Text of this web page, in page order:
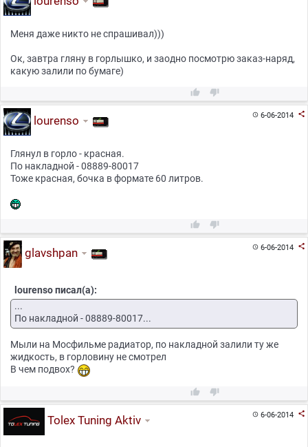
Меня даже никто не спрашивал)))
Ок, завтра гляну в горлышко, и заодно посмотрю заказ-наряд,
какую залили по бумаге)
 
6-06-2014 
lourenso
Глянул в горло - красная.
По накладной - 08889-80017
Тоже красная, бочка в формате 60 литров.
 
6-06-2014 
glavshpan
lourenso писал(а):
...
По накладной - 08889-80017...
Мыли на Мосфильме радиатор, по накладной залили ту же
жидкость, в горловину не смотрел
В чем подвох?
 
6-06-2014 
Tolex Tuning Aktiv